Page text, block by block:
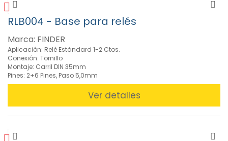
»
Optoelectrónica
(5)
»
Relés
(82)
Mini
relé
RLB004 - Base para relés
Marca: FINDER
Aplicación: Relé Estándard 1-2 Ctos.
Conexión: Tornillo
Montaje: Carril DIN 35mm
Pines: 2+6 Pines, Paso 5,0mm
Ver detalles